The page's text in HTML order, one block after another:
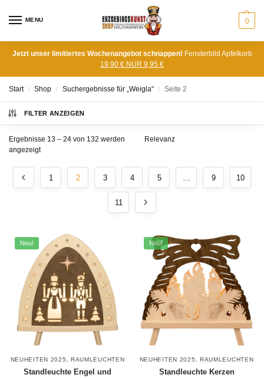
MENU 0
Jetzt unser limitiertes Wochenangebot schnappen! Fensterbild Apfelkorb
19,90 € NUR 9,95 €
Start / Shop / Suchergebnisse für „Weigla“ / Seite 2
FILTER ANZEIGEN
Ergebnisse 13 – 24 von 132 werden
angezeigt
1 2 3 4 5 … 9 10
11
Neu!
NEUHEITEN 2025 RAUMLEUCHTEN
Standleuchte Engel und
Neu!
NEUHEITEN 2025 RAUMLEUCHTEN
Standleuchte Kerzen